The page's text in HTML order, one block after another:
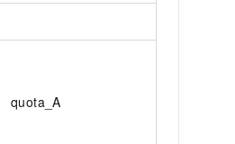
quota_A